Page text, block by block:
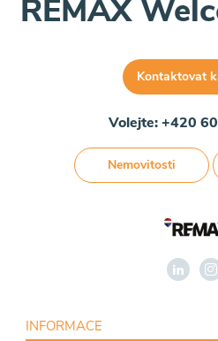
REMAX
Kontaktovat
Volejte: +420
Nemovitosti
INFORMACE